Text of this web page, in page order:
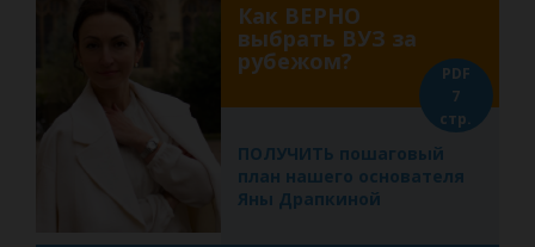
Как ВЕРНО
выбрать ВУЗ за
рубежом?
ПОЛУЧИТЬ пошаговый
план нашего основателя
Яны Драпкиной
PDF
7
стр.